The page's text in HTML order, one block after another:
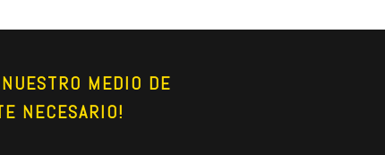
MEDIO DE
NECESARIO!